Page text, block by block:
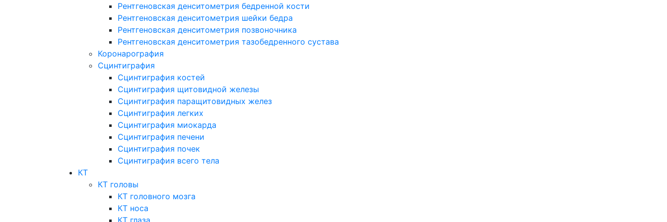
Рентгеновская денситометрия бедренной кости
Рентгеновская денситометрия шейки бедра
Рентгеновская денситометрия позвоночника
Рентгеновская денситометрия тазобедренного сустава
Коронарография
Сцинтиграфия
Сцинтиграфия костей
Сцинтиграфия щитовидной железы
Сцинтиграфия паращитовидных желез
Сцинтиграфия легких
Сцинтиграфия миокарда
Сцинтиграфия печени
Сцинтиграфия почек
Сцинтиграфия всего тела
КТ
КТ головы
КТ головного мозга
КТ носа
КТ глаза